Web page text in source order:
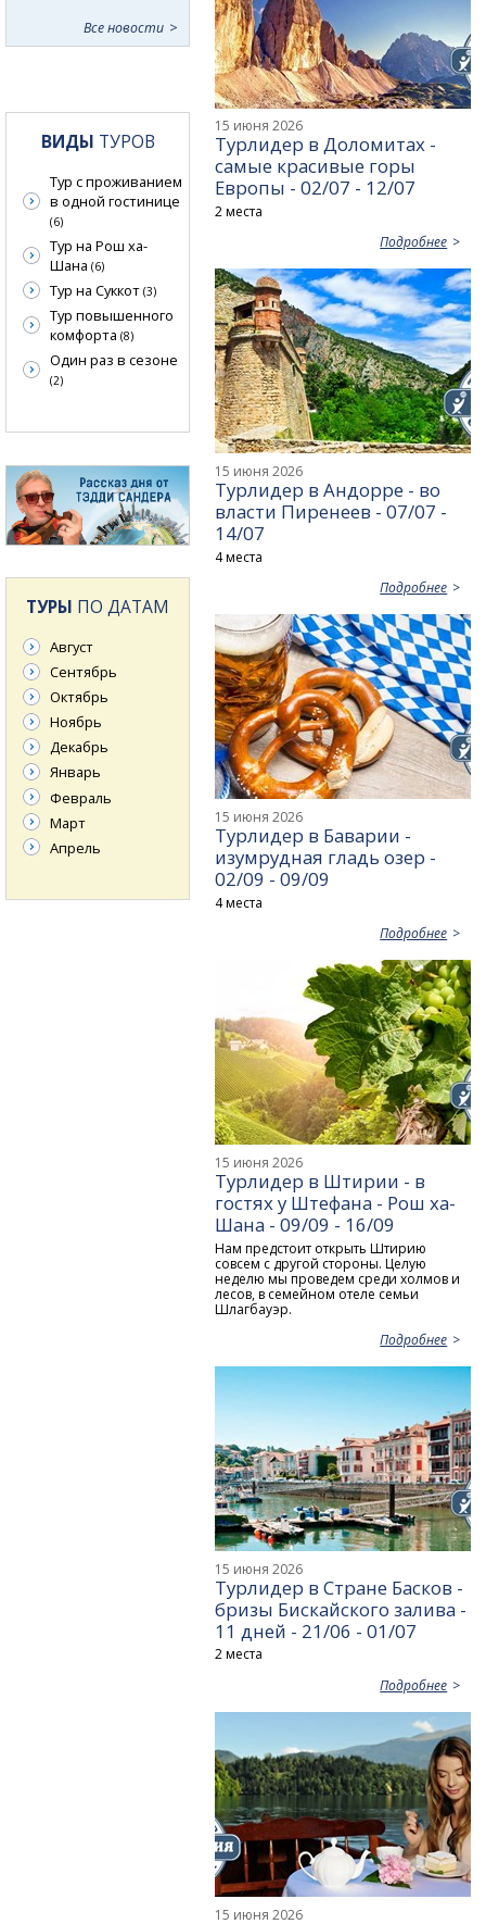
15 июня 2026
Турлидер в Доломитах -
самые красивые горы
Европы - 02/07 - 12/07
2 места
Подробнее
15 июня 2026
Турлидер в Андорре - во
власти Пиренеев - 07/07 -
14/07
4 места
Подробнее
15 июня 2026
Турлидер в Баварии -
изумрудная гладь озер -
02/09 - 09/09
4 места
Подробнее
15 июня 2026
Турлидер в Штирии - в
гостях у Штефана - Рош ха-
Шана - 09/09 - 16/09
Нам предстоит открыть Штирию
совсем с другой стороны. Целую
неделю мы проведем среди холмов и
лесов, в семейном отеле семьи
Шлагбауэр.
Подробнее
15 июня 2026
Турлидер в Стране Басков -
бризы Бискайского залива -
11 дней - 21/06 - 01/07
2 места
Подробнее
15 июня 2026
Все новости
ВИДЫ ТУРОВ
Тур с проживанием
в одной гостинице
(6)
Тур на Рош ха-
Шана (6)
Тур на Суккот (3)
Тур повышенного
комфорта (8)
Один раз в сезоне
(2)
ТУРЫ ПО ДАТАМ
Август
Сентябрь
Октябрь
Ноябрь
Декабрь
Январь
Февраль
Март
Апрель